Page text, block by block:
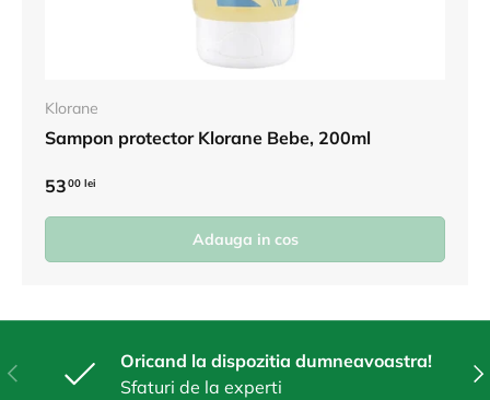
Klorane
Sampon protector Klorane Bebe, 200ml
5300 lei
Adauga in cos
Anterior
Oricand la dispozitia dumneavoastra!
Sfaturi de la experti